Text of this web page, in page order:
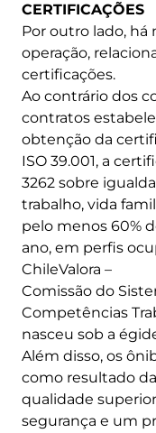
CERTIFICAÇÕES
Por outro lado, há
operação,
certificações.
Ao contrário dos
contratos
obtenção da
ISO 39.001, a
3262 sobre
trabalho, vida
pelo menos 60%
ano, em perfis
ChileValora –
Comissão do
Competências
nasceu sob a
Além disso, os
como resultado
qualidade
segurança e um